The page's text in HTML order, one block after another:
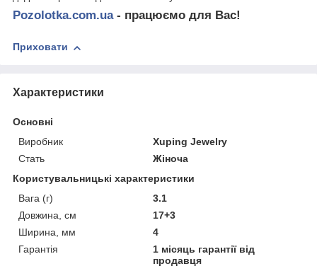
Pozolotka.com.ua- працюємо для Вас!
Приховати
Характеристики
Основні
Виробник
Xuping Jewelry
Стать
Жіноча
Користувальницькі характеристики
Вага (г)
3.1
Довжина, см
17+3
Ширина, мм
4
Гарантія
1 місяць гарантії від
продавця